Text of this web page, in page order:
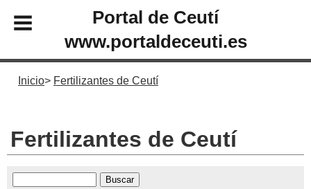
Portal de Ceutí
www.portaldeceuti.es
Inicio Fertilizantes de Ceutí
Fertilizantes de Ceutí